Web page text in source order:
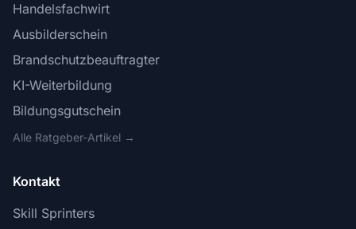
Handelsfachwirt
Ausbilderschein
Brandschutzbeauftragter
KI-Weiterbildung
Bildungsgutschein
Alle Ratgeber-Artikel →
Kontakt
Skill Sprinters